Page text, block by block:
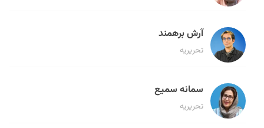
آرش برهمند
تحریریه
سمانه سمیع
تحریریه